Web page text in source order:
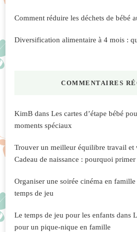
Comment réduire les déchets de bébé
Diversification alimentaire à 4 mois :
COMMENTAIRES
KimB dans Les cartes d’étape bébé
moments spéciaux
Trouver un meilleur équilibre travail et
Cadeau de naissance : pourquoi
Organiser une soirée cinéma en famille
temps de jeu
Le temps de jeu pour les enfants dans
pour un pique-nique en famille